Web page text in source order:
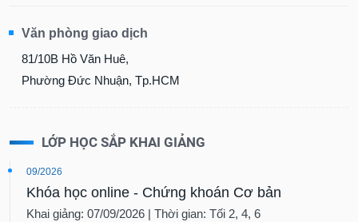
Văn phòng giao dịch
81/10B Hồ Văn Huê,
Phường Đức Nhuận, Tp.HCM
LỚP HỌC SẮP KHAI GIẢNG
09/2026
Khóa học online - Chứng khoán Cơ bản
Khai giảng: 07/09/2026 | Thời gian: Tối 2, 4, 6